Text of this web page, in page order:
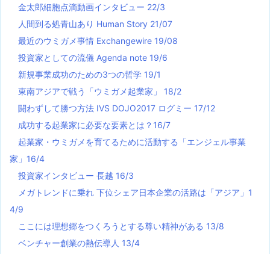
金太郎細胞点滴動画インタビュー 22/3
人間到る処青山あり Human Story 21/07
最近のウミガメ事情 Exchangewire 19/08
投資家としての流儀 Agenda note 19/6
新規事業成功のための3つの哲学 19/1
東南アジアで戦う「ウミガメ起業家」 18/2
闘わずして勝つ方法 IVS DOJO2017 ログミー 17/12
成功する起業家に必要な要素とは？16/7
起業家・ウミガメを育てるために活動する「エンジェル事業
家」16/4
投資家インタビュー 長越 16/3
メガトレンドに乗れ 下位シェア日本企業の活路は「アジア」1
4/9
ここには理想郷をつくろうとする尊い精神がある 13/8
ベンチャー創業の熱伝導人 13/4